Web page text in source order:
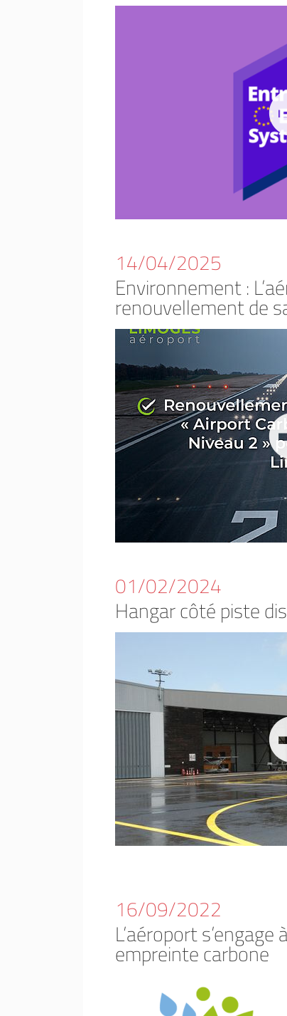
14/04/2025
Environnement :
renouvellement de
01/02/2024
Hangar côté piste
16/09/2022
L’aéroport s’engage
empreinte carbone